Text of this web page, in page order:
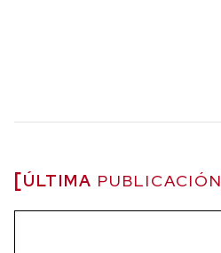
ÚLTIMA PUBLICACIÓN